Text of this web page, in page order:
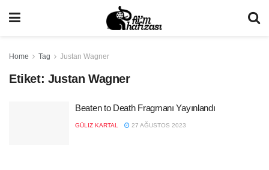
Home Tag Justan Wagner
Etiket: Justan Wagner
Beaten to Death Fragmanı Yayınlandı
GÜLIZ KARTAL 27 AĞUSTOS 2023